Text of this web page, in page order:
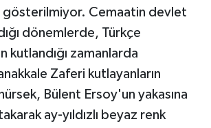
gösterilmiyor. Cemaatin devlet
dönemlerde, Türkçe
kutlandığı zamanlarda
Zaferi kutlayanların
Bülent Ersoy'un yakasına
ay-yıldızlı beyaz renk